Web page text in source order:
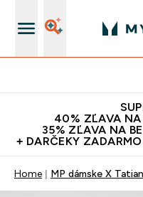
40% ZĽAVA NA
35% ZĽAVA NA
+ DARČEKY
Home MP dámske X